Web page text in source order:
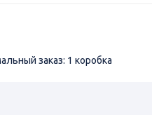
заказ: 1 коробка